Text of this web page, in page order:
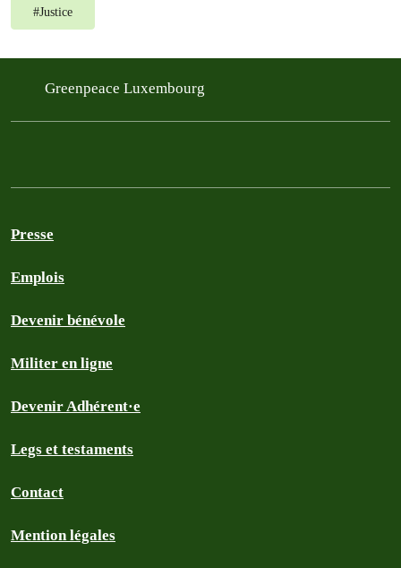
#Justice
Greenpeace Luxembourg
Presse
Emplois
Devenir bénévole
Militer en ligne
Devenir Adhérent·e
Legs et testaments
Contact
Mention légales